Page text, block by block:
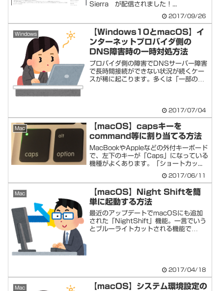
Sierra が配信されました！...
2017/09/26
Windows
【Windows10とmacOS】イ
ンターネットプロバイダ側の
DNS障害時の一時対処方法
プロバイダ側の障害でDNSサーバー障害
で長時間接続ができない状況が続くケー
スが稀に起こります。多くは「一部のサ
2017/07/04
Mac
【macOS】capsキーを
command等に割り当てる方法
MacBookやAppleなどの外付キーボード
で、左下のキーが「Caps」になっている
機種がよくあります。「ショートカッ...
2017/06/11
Mac
【macOS】Night Shiftを簡
単に起動する方法
最近のアップデートでmacOSにも追加
された「NightShift」機能。一言でいう
とブルーライトカットされる機能で
2017/04/18
Mac
【macOS】システム環境設定の